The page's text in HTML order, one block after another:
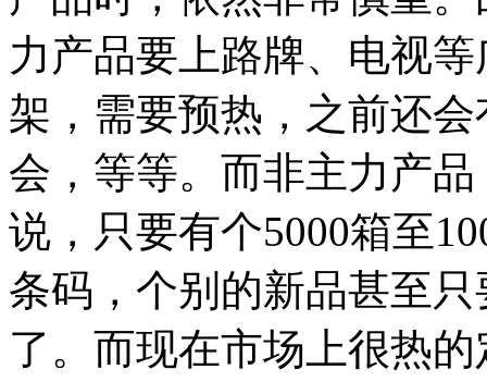
力产品要上路牌、电视
架，需要预热，之前还
会，等等。而非主力产
说，只要有个5000箱至
条码，个别的新品甚至
了。而现在市场上很热